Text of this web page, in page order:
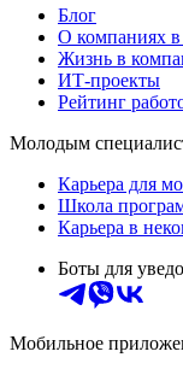
Блог
О компаниях
Жизнь в
ИТ-проекты
Рейтинг
Молодым
Карьера для
Школа
Карьера в
Боты для
Мобильное